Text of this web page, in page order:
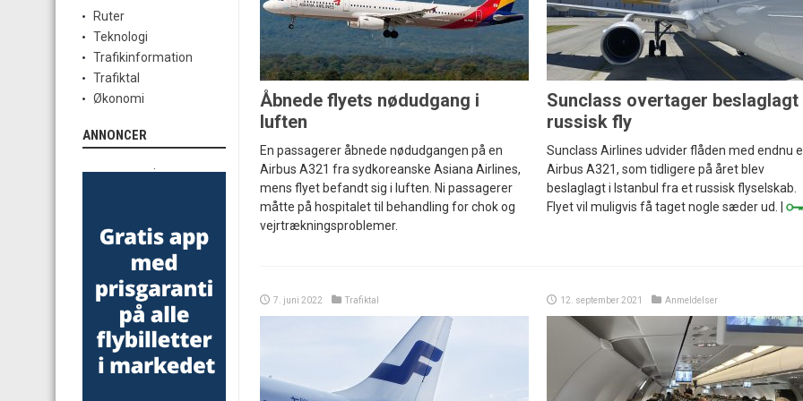
Åbnede flyets nødudgang i
luften
En passagerer åbnede nødudgangen på en
Airbus A321 fra sydkoreanske Asiana Airlines,
mens flyet befandt sig i luften. Ni passagerer
måtte på hospitalet til behandling for chok og
vejrtrækningsproblemer.
Sunclass overtager beslaglagt
russisk fly
Sunclass Airlines udvider flåden med endnu
Airbus A321, som tidligere på året blev
beslaglagt i Istanbul fra et russisk flyselskab.
Flyet vil muligvis få taget nogle sæder ud. |
7. juni 2022 Trafiktal 12. september 2021 Anmeldelser
Ruter
Teknologi
Trafikinformation
Trafiktal
Økonomi
ANNONCER